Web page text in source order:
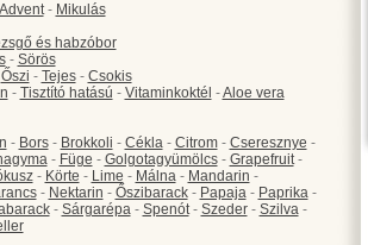
Advent- Mikulás
és habzóbor
- Sörös
Őszi - Tejes- Csokis
- Tisztító hatású - Vitaminkoktél -Aloe vera
- Bors- Brokkoli - Cékla- Citrom- Cseresznye -
- Füge - Golgotagyümölcs- Grapefruit-
- Körte - Lime - Málna- Mandarin -
- Nektarin - Őszibarack- Papaja- Paprika-
- Sárgarépa- Spenót- Szeder- Szilva-